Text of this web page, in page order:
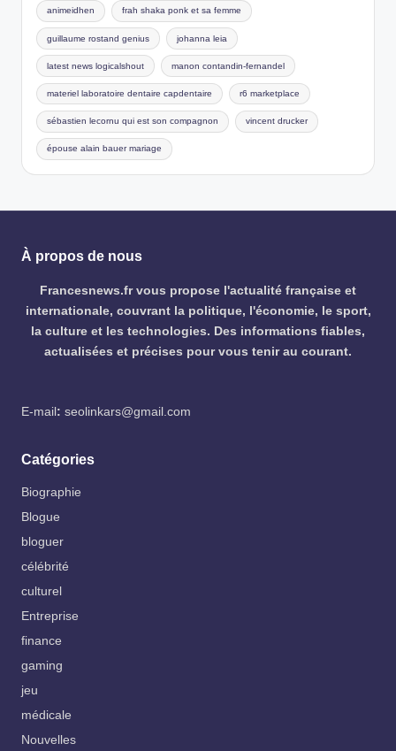
animeidhen frah shaka ponk et sa femme
guillaume rostand genius johanna leia
latest news logicalshout manon contandin-fernandel
materiel laboratoire dentaire capdentaire r6 marketplace
sébastien lecornu qui est son compagnon vincent drucker
épouse alain bauer mariage
À propos de nous
Francesnews.fr vous propose l'actualité française et
internationale, couvrant la politique, l'économie, le sport,
la culture et les technologies. Des informations fiables,
actualisées et précises pour vous tenir au courant.
E-mail: seolinkars@gmail.com
Catégories
Biographie
Blogue
bloguer
célébrité
culturel
Entreprise
finance
gaming
jeu
médicale
Nouvelles